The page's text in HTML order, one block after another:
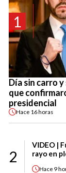
1
Día sin carro
que
presidencial
Hace 16 horas
2
VIDEO |
rayo en
Hace 9